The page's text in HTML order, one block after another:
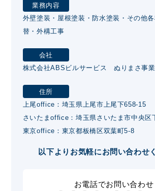
業務内容
外壁塗装・屋根塗装・防水塗装・その他
替・外構工事
会社
株式会社ABSビルサービス ぬりまさ事
住所
上尾office：埼玉県上尾市上尾下658-15
さいたまoffice：埼玉県さいたま市中央区
東京office：東京都板橋区双葉町5-8
以下よりお気軽にお問い合わせ
お電話でお問い合わせ